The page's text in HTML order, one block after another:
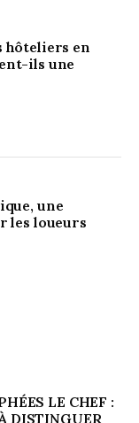
hôteliers en
ils une
une
les loueurs
LE CHEF :
DISTINGUER